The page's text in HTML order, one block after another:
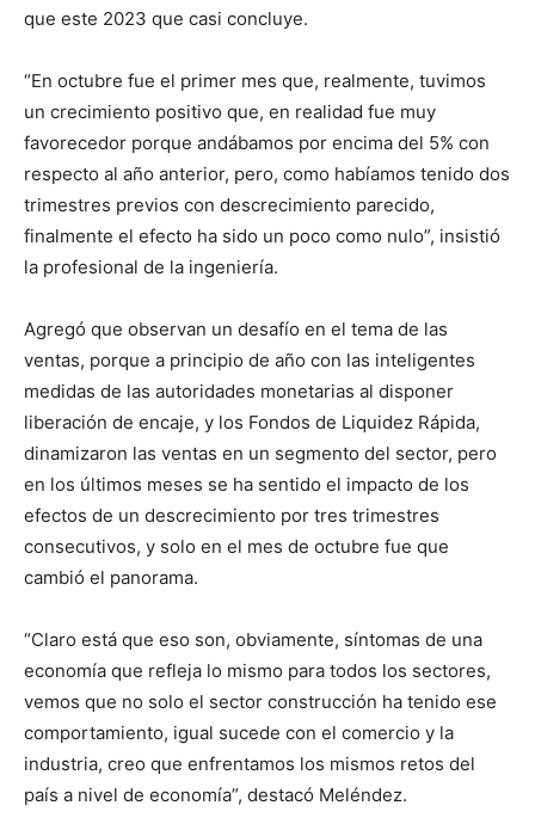
que este 2023 que casi concluye.
“En octubre fue el primer mes que, realmente, tuvimos
un crecimiento positivo que, en realidad fue muy
favorecedor porque andábamos por encima del 5% con
respecto al año anterior, pero, como habíamos tenido dos
trimestres previos con descrecimiento parecido,
finalmente el efecto ha sido un poco como nulo”, insistió
la profesional de la ingeniería.
Agregó que observan un desafío en el tema de las
ventas, porque a principio de año con las inteligentes
medidas de las autoridades monetarias al disponer
liberación de encaje, y los Fondos de Liquidez Rápida,
dinamizaron las ventas en un segmento del sector, pero
en los últimos meses se ha sentido el impacto de los
efectos de un descrecimiento por tres trimestres
consecutivos, y solo en el mes de octubre fue que
cambió el panorama.
“Claro está que eso son, obviamente, síntomas de una
economía que refleja lo mismo para todos los sectores,
vemos que no solo el sector construcción ha tenido ese
comportamiento, igual sucede con el comercio y la
industria, creo que enfrentamos los mismos retos del
país a nivel de economía”, destacó Meléndez.